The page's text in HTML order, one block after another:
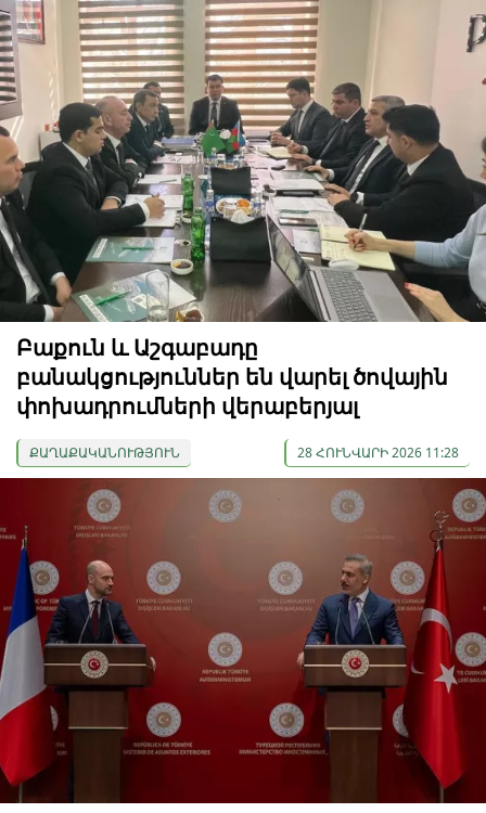
Բաքուն և Աշգաբադը
բանակցություններ են վարել ծովային
փոխադրումների վերաբերյալ
ՔԱՂԱՔԱԿԱՆՈՒԹՅՈՒՆ 28 ՀՈՒՆՎԱՐԻ 2026 11:28